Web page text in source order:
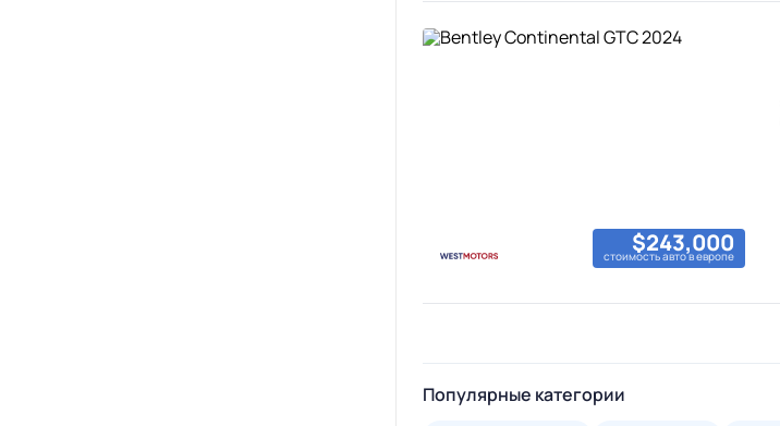
$243,000
стоимость авто в европе
Популярные категории